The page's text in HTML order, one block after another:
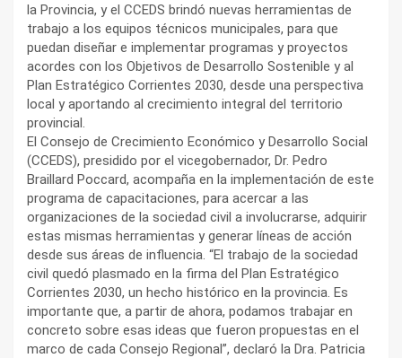
la Provincia, y el CCEDS brindó nuevas herramientas de
trabajo a los equipos técnicos municipales, para que
puedan diseñar e implementar programas y proyectos
acordes con los Objetivos de Desarrollo Sostenible y al
Plan Estratégico Corrientes 2030, desde una perspectiva
local y aportando al crecimiento integral del territorio
provincial.
El Consejo de Crecimiento Económico y Desarrollo Social
(CCEDS), presidido por el vicegobernador, Dr. Pedro
Braillard Poccard, acompaña en la implementación de este
programa de capacitaciones, para acercar a las
organizaciones de la sociedad civil a involucrarse, adquirir
estas mismas herramientas y generar líneas de acción
desde sus áreas de influencia. “El trabajo de la sociedad
civil quedó plasmado en la firma del Plan Estratégico
Corrientes 2030, un hecho histórico en la provincia. Es
importante que, a partir de ahora, podamos trabajar en
concreto sobre esas ideas que fueron propuestas en el
marco de cada Consejo Regional”, declaró la Dra. Patricia